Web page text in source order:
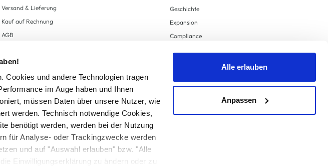
Cookies und andere Technologien tragen
im Auge haben und Ihnen
müssen Daten über unsere Nutzer, wie
werden. Technisch notwendige Cookies,
benötigt werden, werden bei der Nutzung
für Analyse- oder Trackingzwecke werden
und auf "Auswahl erlauben" bzw. "Alle
Einwilligungserklärung zu ändern oder zu
Alle erlauben
Anpassen
Versand & Lieferung
Kauf auf Rechnung
AGB
Zahlungsarten
Datenschutz
AWG CARD Teilnahmebedingungen
Geschichte
Expansion
Compliance
Supply Chain Due Diligence